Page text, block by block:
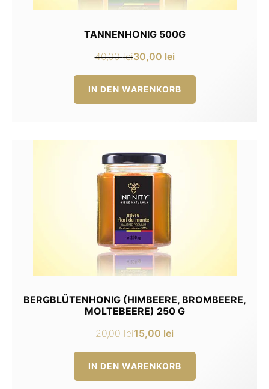
TANNENHONIG 500G
40,00lei
Ursprünglicher
Preis
war:
40,00 lei
30,00 lei
Aktueller
Preis
ist:
30,00 lei.
IN DEN WARENKORB
BERGBLÜTENHONIG (HIMBEERE, BROMBEERE,
MOLTEBEERE) 250 G
20,00lei
Ursprünglicher
Preis
war:
20,00 lei
15,00 lei
Aktueller
Preis
ist:
15,00 lei.
IN DEN WARENKORB